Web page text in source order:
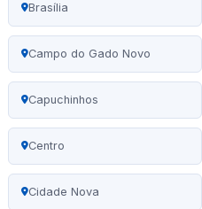
Brasília
Campo do Gado Novo
Capuchinhos
Centro
Cidade Nova